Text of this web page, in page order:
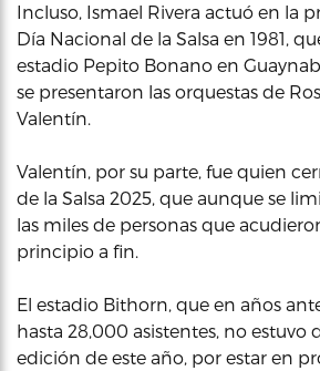
Incluso, Ismael Rivera actuó en la
Día Nacional de la Salsa en 1981,
estadio Pepito Bonano en
se presentaron las orquestas de
Valentín.
Valentín, por su parte, fue quien
de la Salsa 2025, que aunque se
las miles de personas que
principio a fin.
El estadio Bithorn, que en años
hasta 28,000 asistentes, no estuvo
edición de este año, por estar en